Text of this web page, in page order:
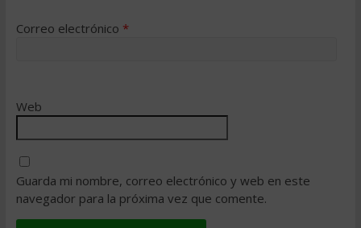
Correo electrónico *
Web
Guarda mi nombre, correo electrónico y web en este
navegador para la próxima vez que comente.